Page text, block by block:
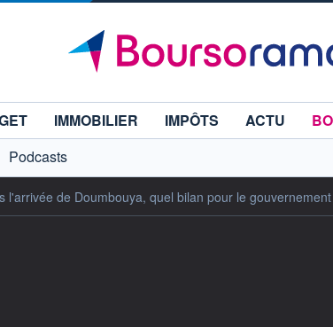
IMMOBILIER IMPÔTS ACTU
Podcasts
l'arrivée de Doumbouya, quel bilan pour le